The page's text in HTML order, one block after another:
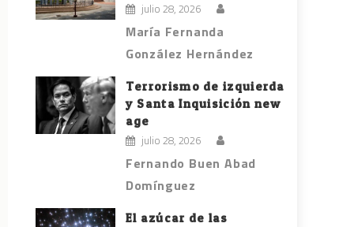
julio 28, 2026
María Fernanda
González Hernández
Terrorismo de izquierda
y Santa Inquisición new
age
julio 28, 2026
Fernando Buen Abad
Domínguez
El azúcar de las